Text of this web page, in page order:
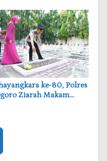
ke-80, Polres
Ziarah Makam